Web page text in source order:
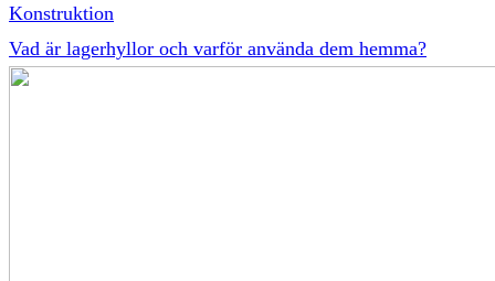
Konstruktion
Vad är lagerhyllor och varför använda dem hemma?